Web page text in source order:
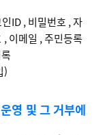
ID , 비밀번호 , 자
이메일 , 주민등록
)
영 및 그 거부에